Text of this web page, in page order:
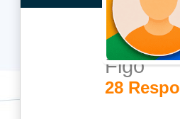
Figo
28